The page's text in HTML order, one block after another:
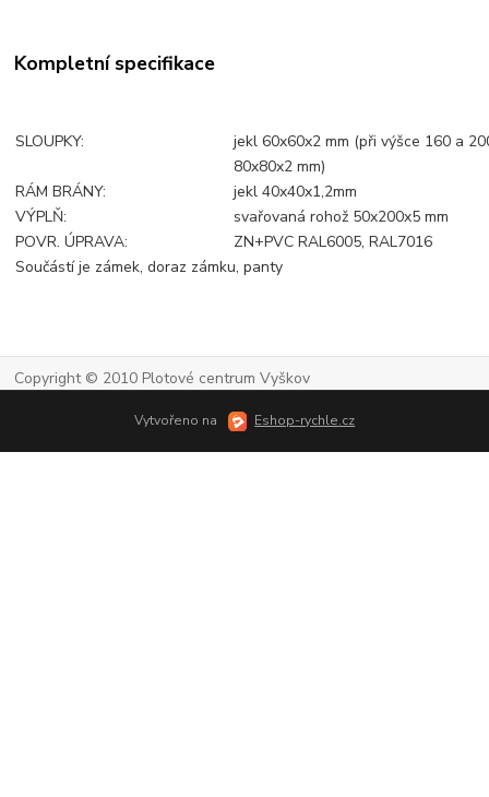
Kompletní specifikace
SLOUPKY:
jekl 60x60x2 mm (při výšce 160 a
80x80x2 mm)
RÁM BRÁNY:
jekl 40x40x1,2mm
VÝPLŇ:
svařovaná rohož 50x200x5 mm
POVR. ÚPRAVA:
ZN+PVC RAL6005, RAL7016
Součástí je zámek, doraz zámku, panty
Copyright © 2010 Plotové centrum Vyškov
Vytvořeno na Eshop-rychle.cz